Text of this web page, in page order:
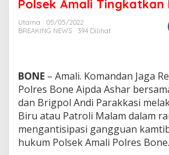
t
b
a
u
a
n
P
r
o
Polsek Amali Tingkatkan
Utama
05/05/2022
BREAKING NEWS
394 Dilihat
BONE – Amali. Komandan Jaga
Polres Bone Aipda Ashar
dan Brigpol Andi Parakkasi
Biru atau Patroli Malam dalam
mengantisipasi gangguan
hukum Polsek Amali Polres